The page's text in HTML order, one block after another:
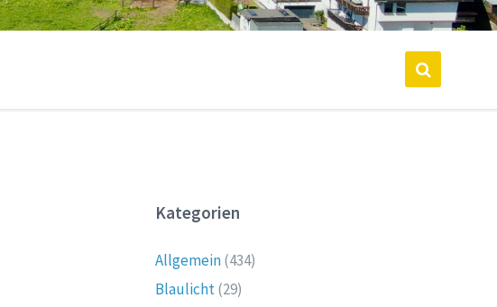
Kategorien
Allgemein(434)
Blaulicht(29)